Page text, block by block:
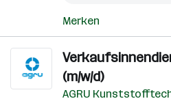
Merken
(m/w/d)
AGRU